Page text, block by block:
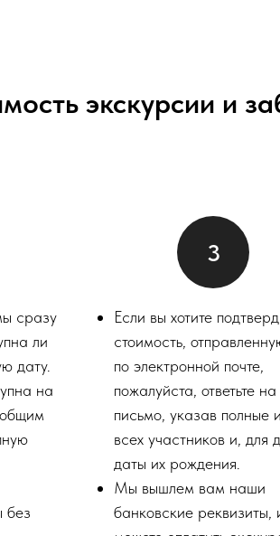
экскурсии и
сразу
ли
дату.
на
без
Если вы хотите
стоимость,
по электронной почте,
пожалуйста, ответьте
письмо, указав полные
всех участников и, для
даты их рождения.
Мы вышлем вам наши
банковские реквизиты,